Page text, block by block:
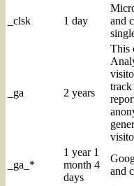
_clsk 1 day
and
_ga 2 years
This
track
_ga_*
1 year 1
month 4
days
and